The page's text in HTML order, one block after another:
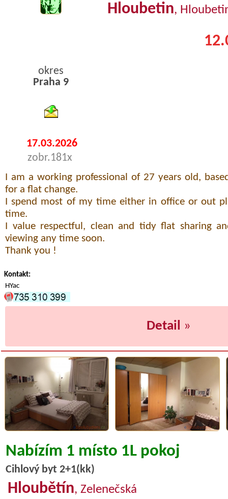
Hloubetin,
okres
Praha 9
17.03.2026
zobr.181x
I am a working professional of 27 years old,
for a flat change.
I spend most of my time either in office or out
time.
I value respectful, clean and tidy flat sharing
viewing any time soon.
Thank you !
Kontakt:
HYac
Detail »
Nabízím 1 místo 1L pokoj
Cihlový byt 2+1(kk)
Hloubětín, Zelenečská